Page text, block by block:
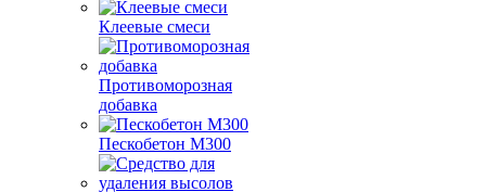
Клеевые смеси
Противоморозная
добавка
Пескобетон М300